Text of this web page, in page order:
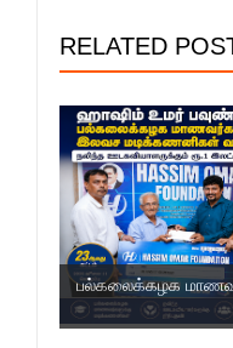
RELATED
பல்கலைக்கழக